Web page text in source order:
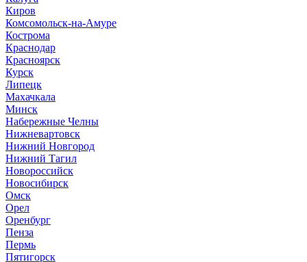
Киров
Комсомольск-на-Амуре
Кострома
Краснодар
Красноярск
Курск
Липецк
Махачкала
Минск
Набережные Челны
Нижневартовск
Нижний Новгород
Нижний Тагил
Новороссийск
Новосибирск
Омск
Орел
Оренбург
Пенза
Пермь
Пятигорск